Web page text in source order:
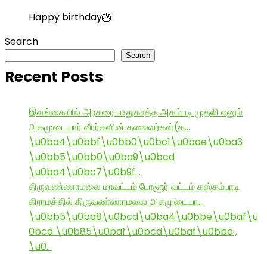
Happy birthday🎂
Search
Search
Recent Posts
இலங்கையில் அரசரை பாதுகாத்த அகம்படி முதலி எனும்
அகமுடையார் வீரர்களின் தலைவர்கள்(த…
\u0ba4\u0bbf\u0bb0\u0bc1\u0bae\u0ba3
\u0bb5\u0bb0\u0ba9\u0bcd
\u0ba4\u0bc7\u0b9f…
திருவண்ணாமலை மாவட்டம் போளூர் வட்டம் கஸ்தம்பாடி
கிராமத்தில் திருவண்ணாமலை அகமுடையா…
\u0bb5\u0ba8\u0bcd\u0ba4\u0bbe\u0baf\u
0bcd \u0b85\u0baf\u0bcd\u0baf\u0bbe ,
\u0…